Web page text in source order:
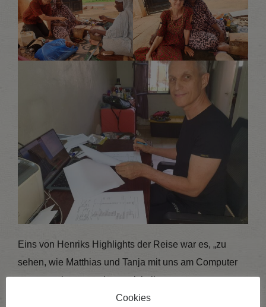
Eins von Henriks Highlights der Reise war es, „zu
sehen, wie Matthias und Tanja mit uns am Computer
gesessen hatten und uns mit in ihre
Übersetzungsarbeit genommen haben.
Cookies